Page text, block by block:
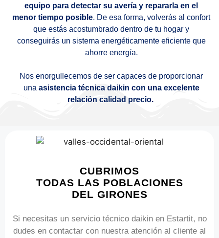
equipo para detectar su avería y repararla en el
menor tiempo posible. De esa forma, volverás al confort
que estás acostumbrado dentro de tu hogar y
conseguirás un sistema energéticamente eficiente que
ahorre energía.
Nos enorgullecemos de ser capaces de proporcionar
una asistencia técnica daikin con una excelente
relación calidad precio.
CUBRIMOS
TODAS LAS POBLACIONES
DEL GIRONES
Si necesitas un servicio técnico daikin en Estartit, no
dudes en contactar con nuestra atención al cliente al